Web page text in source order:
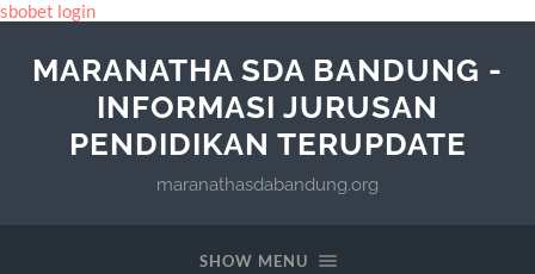
sbobet login
MARANATHA SDA BANDUNG -
INFORMASI JURUSAN
PENDIDIKAN TERUPDATE
maranathasdabandung.org
SHOW MENU